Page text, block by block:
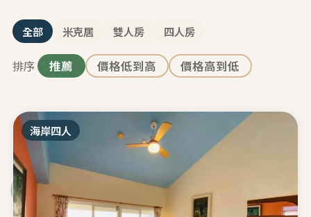
全部 米克居 雙人房 四人房
排序 推薦 價格低到高 價格高到低
海岸四人